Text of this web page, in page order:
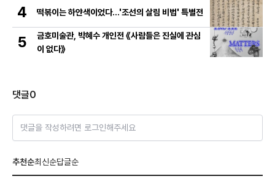
4 떡볶이는 하얀색이었다...'조선의 살림 비법' 특별전
5
금호미술관, 박혜수 개인전 《사람들은 진실에 관심
이 없다》
댓글0
댓글을 작성하려면 로그인해주세요
추천순최신순답글순